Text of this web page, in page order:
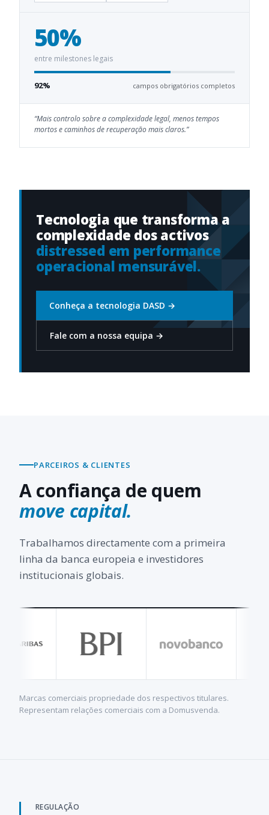
50%
entre milestones legais
92% campos obrigatórios completos
“Mais controlo sobre a complexidade legal, menos tempos
mortos e caminhos de recuperação mais claros.”
Tecnologia que transforma a
complexidade dos activos
distressed em performance
operacional mensurável.
Conheça a tecnologia DASD →
Fale com a nossa equipa →
PARCEIROS & CLIENTES
A confiança de quem
move capital.
Trabalhamos directamente com a primeira
linha da banca europeia e investidores
institucionais globais.
Marcas comerciais propriedade dos respectivos titulares.
Representam relações comerciais com a Domusvenda.
REGULAÇÃO